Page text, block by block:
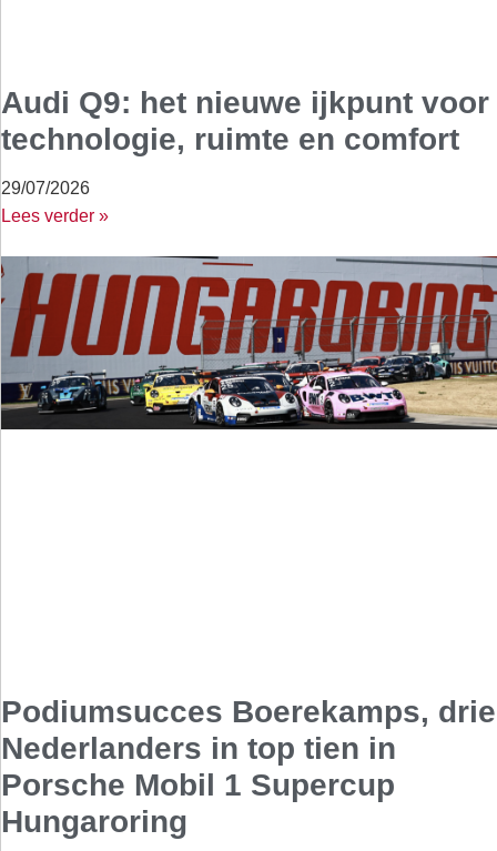
Audi Q9: het nieuwe ijkpunt voor
technologie, ruimte en comfort
29/07/2026
Lees verder »
Podiumsucces Boerekamps, drie
Nederlanders in top tien in
Porsche Mobil 1 Supercup
Hungaroring